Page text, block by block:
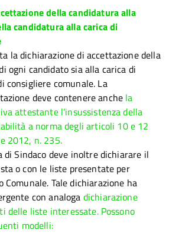
della candidatura alla
candidatura alla carica di
la dichiarazione di accettazione della
ogni candidato sia alla carica di
consigliere comunale. La
deve contenere anche la
attestante l’insussistenza della
a norma degli articoli 10 e 12
2012, n. 235.
di Sindaco deve inoltre dichiarare il
o con le liste presentate per
Comunale. Tale dichiarazione ha
con analoga dichiarazione
delle liste interessate. Possono
modelli: